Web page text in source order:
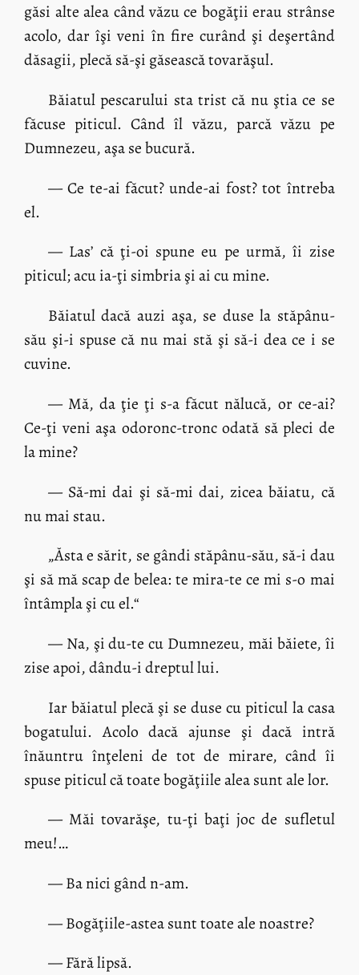
găsi alte alea când văzu ce bogăţii erau strânse
acolo, dar îşi veni în fire curând şi deşertând
dăsagii, plecă să-şi găsească tovarăşul.
Băiatul pescarului sta trist că nu ştia ce se
făcuse piticul. Când îl văzu, parcă văzu pe
Dumnezeu, aşa se bucură.
— Ce te-ai făcut? unde-ai fost? tot întreba
el.
— Las’ că ţi-oi spune eu pe urmă, îi zise
piticul; acu ia-ţi simbria şi ai cu mine.
Băiatul dacă auzi aşa, se duse la stăpânu-
său şi-i spuse că nu mai stă şi să-i dea ce i se
cuvine.
— Mă, da ţie ţi s-a făcut nălucă, or ce-ai?
Ce-ţi veni aşa odoronc-tronc odată să pleci de
la mine?
— Să-mi dai şi să-mi dai, zicea băiatu, că
nu mai stau.
„Ăsta e sărit, se gândi stăpânu-său, să-i dau
şi să mă scap de belea: te mira-te ce mi s-o mai
întâmpla şi cu el.“
— Na, şi du-te cu Dumnezeu, măi băiete, îi
zise apoi, dându-i dreptul lui.
Iar băiatul plecă şi se duse cu piticul la casa
bogatului. Acolo dacă ajunse şi dacă intră
înăuntru înţeleni de tot de mirare, când îi
spuse piticul că toate bogăţiile alea sunt ale lor.
— Măi tovarăşe, tu-ţi baţi joc de sufletul
meu!…
— Ba nici gând n-am.
— Bogăţiile-astea sunt toate ale noastre?
— Fără lipsă.